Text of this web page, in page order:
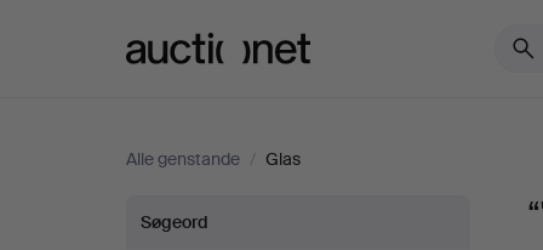
Alle genstande / Glas
“"Vicke
Søgeord